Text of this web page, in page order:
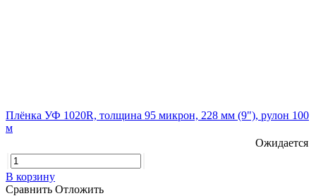
Плёнка УФ 1020R, толщина 95 микрон, 228 мм (9"), рулон 100
м
Ожидается
В корзину
Сравнить Отложить